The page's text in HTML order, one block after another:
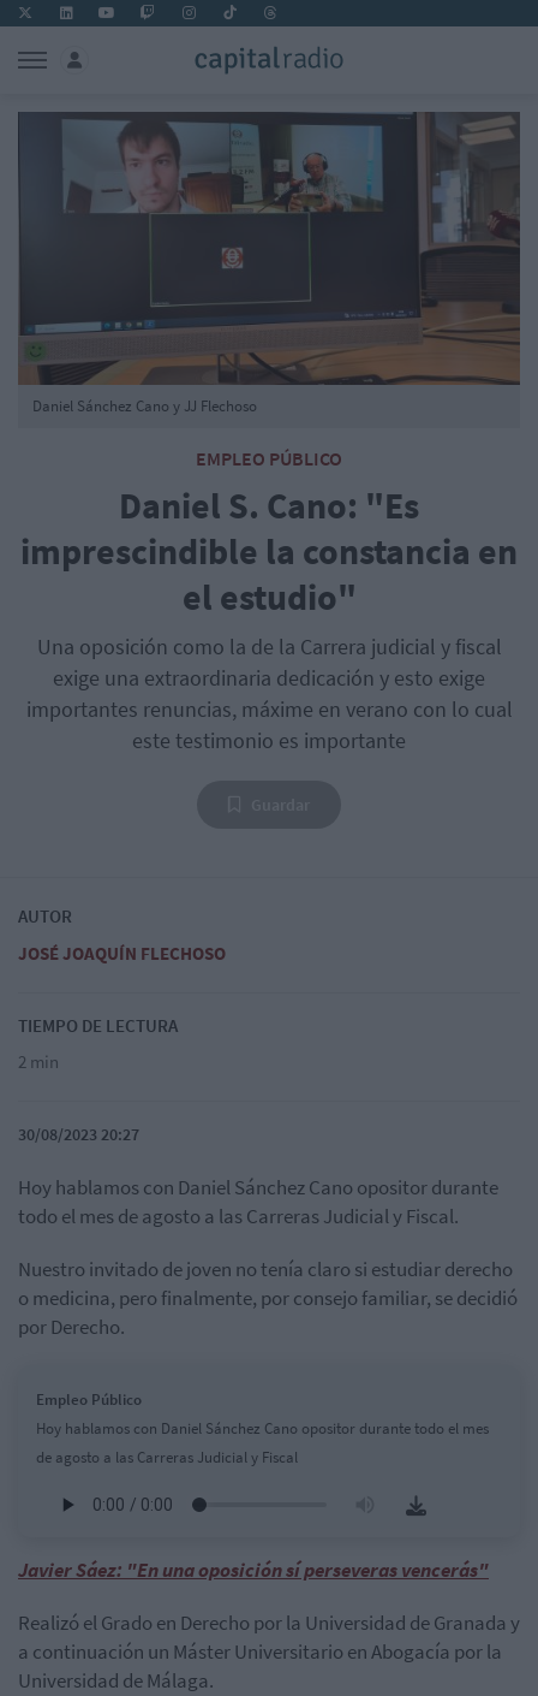
EMPLEO PÚBLICO
Daniel S. Cano: "Es
imprescindible la constancia en
el estudio"
Una oposición como la de la Carrera judicial y fiscal
exige una extraordinaria dedicación y esto exige
importantes renuncias, máxime en verano con lo cual
este testimonio es importante
Daniel Sánchez Cano y JJ Flechoso
AUTOR
JOSÉ JOAQUÍN FLECHOSO
TIEMPO DE LECTURA
2 min
30/08/2023 20:27
Hoy hablamos con Daniel Sánchez Cano opositor durante
todo el mes de agosto a las Carreras Judicial y Fiscal.
Nuestro invitado de joven no tenía claro si estudiar derecho
o medicina, pero finalmente, por consejo familiar, se decidió
por Derecho.
Empleo Público
Hoy hablamos con Daniel Sánchez Cano opositor durante todo el mes
de agosto a las Carreras Judicial y Fiscal
Javier Sáez: "En una oposición sí perseveras vencerás"
Realizó el Grado en Derecho por la Universidad de Granada y
a continuación un Máster Universitario en Abogacía por la
Universidad de Málaga.